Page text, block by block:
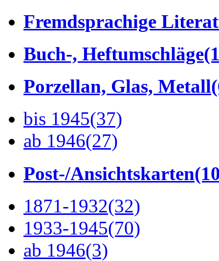
Fremdsprachige
Buch-, Heftumschläge
Porzellan, Glas, Metall
bis 1945(37)
ab 1946(27)
Post-/Ansichtskarten
1871-1932(32)
1933-1945(70)
ab 1946(3)